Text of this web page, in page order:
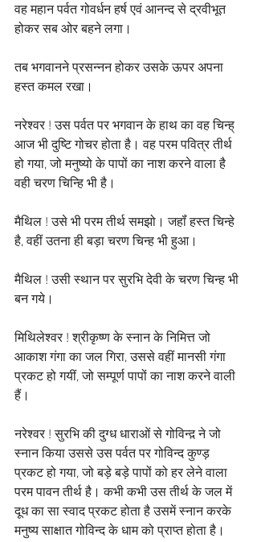
वह महान पर्वत गोवर्धन हर्ष एवं आनन्द से द्रवीभूत
होकर सब ओर बहने लगा।
तब भगवानने प्रसन्नन होकर उसके ऊपर अपना
हस्त कमल रखा।
नरेश्वर ! उस पर्वत पर भगवान के हाथ का वह चिन्ह्
आज भी दुष्टि गोचर होता है। वह परम पवित्र तीर्थ
हो गया, जो मनुष्यो के पापों का नाश करने वाला है
वही चरण चिन्हि भी है।
मैथिल ! उसे भी परम तीर्थ समझो। जहॉं हस्त चिन्हे
है, वहीं उतना ही बड़ा चरण चिन्ह भी हुआ।
मैथिल ! उसी स्थान पर सुरभि देवी के चरण चिन्ह भी
बन गये।
मिथिलेश्वर ! श्रीकृष्ण के स्नान के निमित्त जो
आकाश गंगा का जल गिरा, उससे वहीं मानसी गंगा
प्रकट हो गयीं, जो सम्पूर्ण पापों का नाश करने वाली
हैं।
नरेश्वर ! सुरभि की दुग्ध धाराओं से गोविन्द़ ने जो
स्नान किया उससे उस पर्वत पर गोविन्द कुण्ड़
प्रकट हो गया, जो बड़े बड़े पापों को हर लेने वाला
परम पावन तीर्थ है। कभी कभी उस तीर्थ के जल में
दूध का सा स्वाद प्रकट होता है उसमें स्नान करके
मनुष्य साक्षात गोविन्द के धाम को प्राप्त होता है।